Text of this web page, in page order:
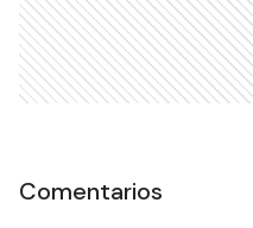
Comentarios